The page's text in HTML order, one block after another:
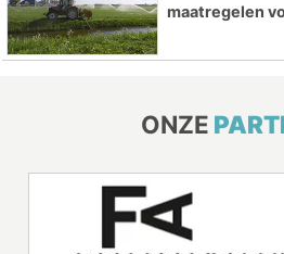
maatregelen
ONZE